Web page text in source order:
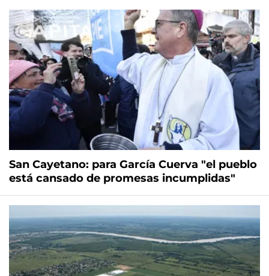
San Cayetano: para García Cuerva "el pueblo
está cansado de promesas incumplidas"